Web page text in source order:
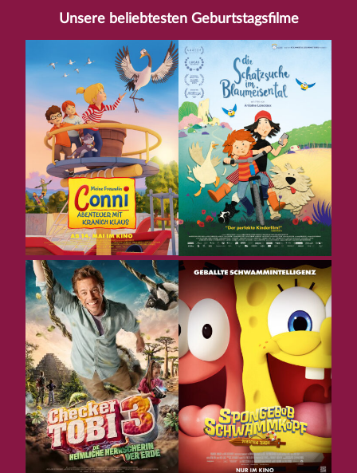
Unsere beliebtesten Geburtstagsfilme